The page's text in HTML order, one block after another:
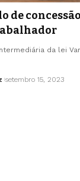
de
da lei
setembro 15, 2023